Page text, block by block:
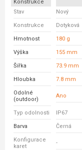
Konstrukce
Stav
Nový
Konstrukce Dotyková
Hmotnost 180 g
Výška 155 mm
Šířka 73.9 mm
Hloubka 7.8 mm
Odolné
(outdoor)
Ano
Typ odolnosti IP67
Barva Černá
Konfigurace
karet
-